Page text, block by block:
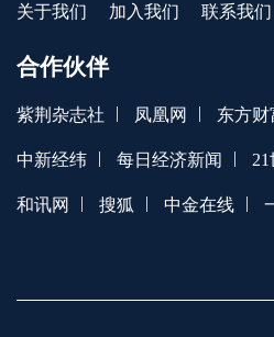
关于我们 加入我们 联系我们
合作伙伴
紫荆杂志社 | 凤凰网 | 东方财
中新经纬 | 每日经济新闻 |
和讯网 | 搜狐 | 中金在线 |